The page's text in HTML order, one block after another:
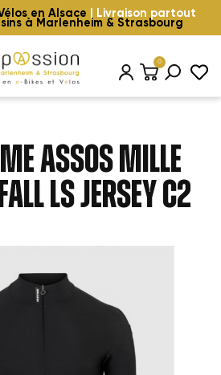
en Alsace | Livraison partout
à Marlenheim & Strasbourg
0
ASSOS MILLE
LS JERSEY C2